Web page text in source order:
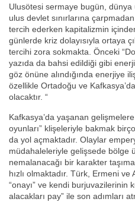
Ulusötesi sermaye bugün,
ulus devlet sınırlarına
tercih ederken kapitalizmin
günlerde kriz dolayısıyla ortaya
tercihi zora sokmakta. Önceki
yazıda da bahsi edildiği gibi
göz önüne alındığında enerjiye
özellikle Ortadoğu ve
olacaktır. “
Kafkasya’da yaşanan
oyunları” klişeleriyle bakmak
da yol açmaktadır. Olaylar
müdahaleleriyle gelişsede bölge
nemalanacağı bir karakter
hızlı olmaktadır. Türk, Ermeni
“onayı” ve kendi burjuvazilerinin
alacakları pay” ile son adımları